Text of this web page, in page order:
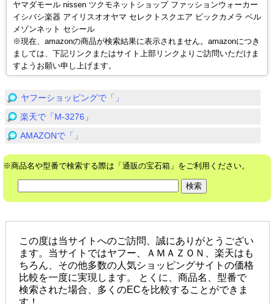
ヤマダモール nissen ツクモネットショップ ファッションウォーカー
イシバシ楽器 アイリスオオヤマ セレクトスクエア ビックカメラ ベル
メゾンネット セシール
※現在、amazonの商品が検索結果に表示されません。amazonにつき
ましては、下記リンクまたはサイト上部リンクよりご訪問いただけま
すようお願い申し上げます。
ヤフーショッピングで「」
楽天で「M-3276」
AMAZONで「」
※商品名や型番で検索する際は「通販の宝石箱」をご利用ください。
この度は当サイトへのご訪問、誠にありがとうござい
ます。当サイトではヤフー、ＡＭＡＺＯＮ、楽天はも
ちろん、その他多数の人気ショッピングサイトの価格
比較を一度に実現します。 とくに、商品名、型番で
検索された場合、多くのECを比較することができま
す！